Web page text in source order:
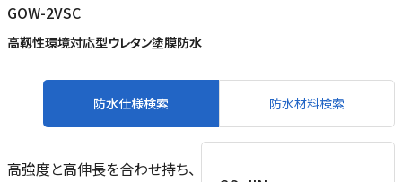
GOW-2VSC
高靱性環境対応型ウレタン塗膜防水
防水仕様検索 防水材料検索
高強度と高伸長を合わせ持ち、